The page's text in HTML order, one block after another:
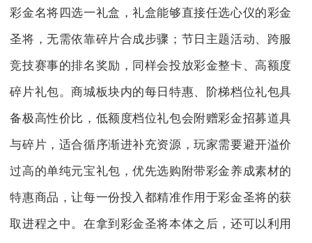
彩金名将四选一礼盒，礼盒能够直接任选心仪的彩金
圣将，无需依靠碎片合成步骤；节日主题活动、跨服
竞技赛事的排名奖励，同样会投放彩金整卡、高额度
碎片礼包。商城板块内的每日特惠、阶梯档位礼包具
备极高性价比，低额度档位礼包会附赠彩金招募道具
与碎片，适合循序渐进补充资源，玩家需要避开溢价
过高的单纯元宝礼包，优先选购附带彩金养成素材的
特惠商品，让每一份投入都精准作用于彩金圣将的获
取进程之中。在拿到彩金圣将本体之后，还可以利用